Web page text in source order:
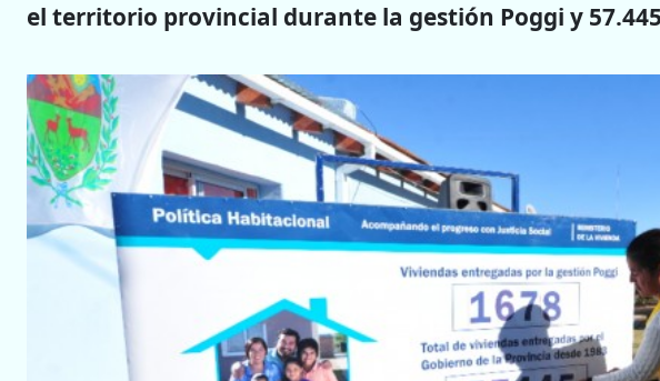
el territorio provincial durante la gestión Poggi y